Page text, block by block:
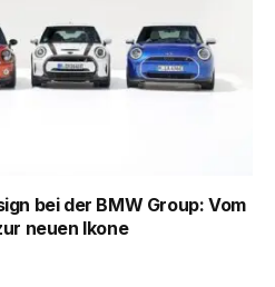
bei der BMW Group: Vom
neuen Ikone